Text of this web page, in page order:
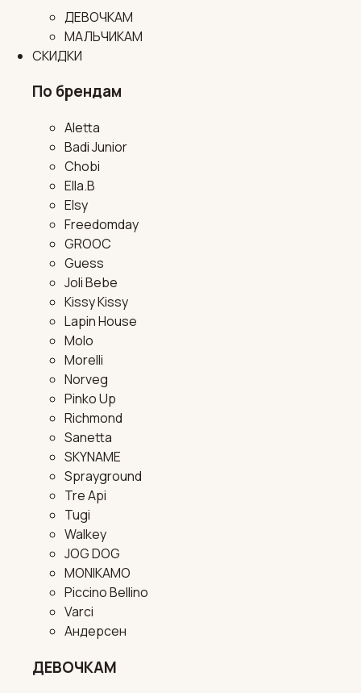
ДЕВОЧКАМ
МАЛЬЧИКАМ
СКИДКИ
По брендам
Aletta
Badi Junior
Chobi
Ella.B
Elsy
Freedomday
GROOC
Guess
Joli Bebe
Kissy Kissy
Lapin House
Molo
Morelli
Norveg
Pinko Up
Richmond
Sanetta
SKYNAME
Sprayground
Tre Api
Tugi
Walkey
JOG DOG
MONIKAMO
Piccino Bellino
Varci
Андерсен
ДЕВОЧКАМ